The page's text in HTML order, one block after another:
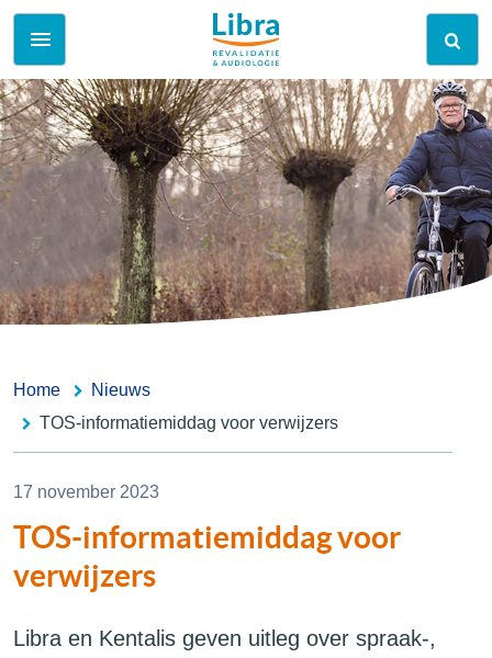
Home
Nieuws
TOS-informatiemiddag voor verwijzers
17 november 2023
TOS-informatiemiddag voor
verwijzers
Libra en Kentalis geven uitleg over spraak-,